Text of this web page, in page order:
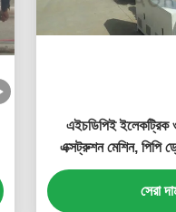
এইচডিপিই ইলেকট্রিক
এক্সট্রুশন মেশিন, পিপি
সেরা